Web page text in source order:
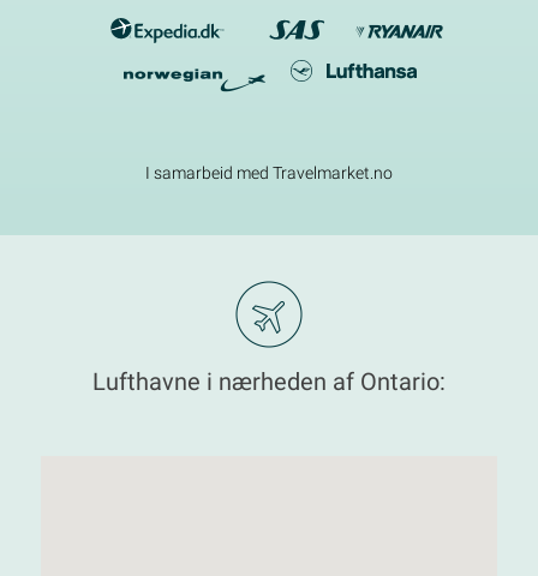
I samarbeid med Travelmarket.no
Lufthavne i nærheden af Ontario: